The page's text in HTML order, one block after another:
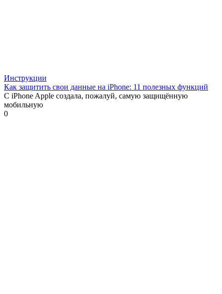
Инструкции
Как защитить свои данные на iPhone: 11 полезных функций
С iPhone Apple создала, пожалуй, самую защищённую
мобильную
0